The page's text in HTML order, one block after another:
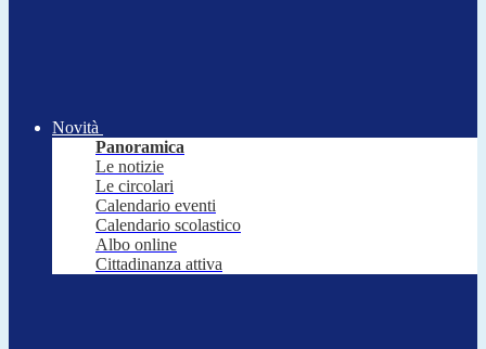
Novità
Panoramica
Le notizie
Le circolari
Calendario eventi
Calendario scolastico
Albo online
Cittadinanza attiva